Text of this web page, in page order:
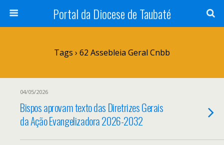
Portal da Diocese de Taubaté
Tags › 62 Assebleia Geral Cnbb
04/05/2026
Bispos aprovam texto das Diretrizes Gerais
da Ação Evangelizadora 2026-2032